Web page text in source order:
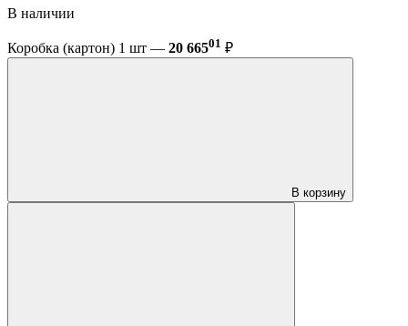
В наличии
Коробка (картон) 1 шт — 20 66501 ₽
В корзину